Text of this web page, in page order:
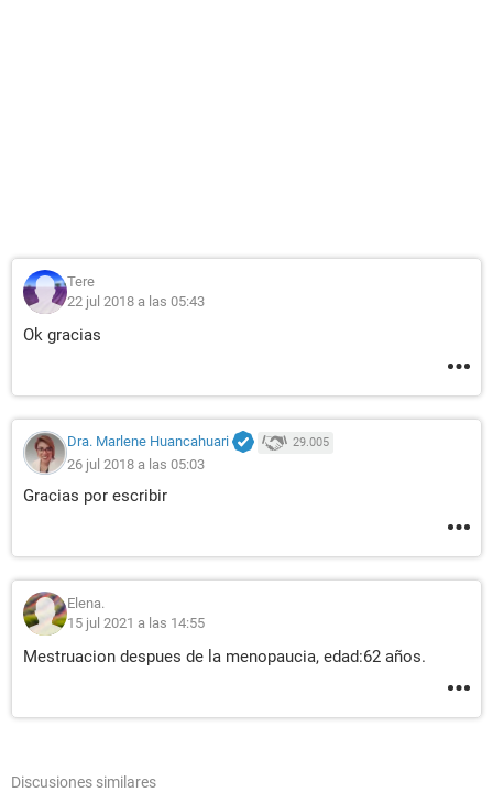
Tere
22 jul 2018 a las 05:43
Ok gracias
Dra. Marlene Huancahuari 29.005
26 jul 2018 a las 05:03
Gracias por escribir
Elena.
15 jul 2021 a las 14:55
Mestruacion despues de la menopaucia, edad:62 años.
Discusiones similares